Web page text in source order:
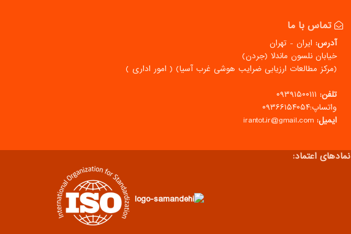
تماس با ما
آدرس: ایران - تهران
خیابان نلسون ماندلا (جردن)
(مركز مطالعات ارزیابی ضرایب هوشی غرب آسیا) ( امور اداری )
تلفن: ۰۹۳۹۱۵۰۰۱۱۱
واتساپ:۰۹۳۶۶۱۵۴۰۵۴
ایمیل: irantot.ir@gmail.com
نمادهای اعتماد: